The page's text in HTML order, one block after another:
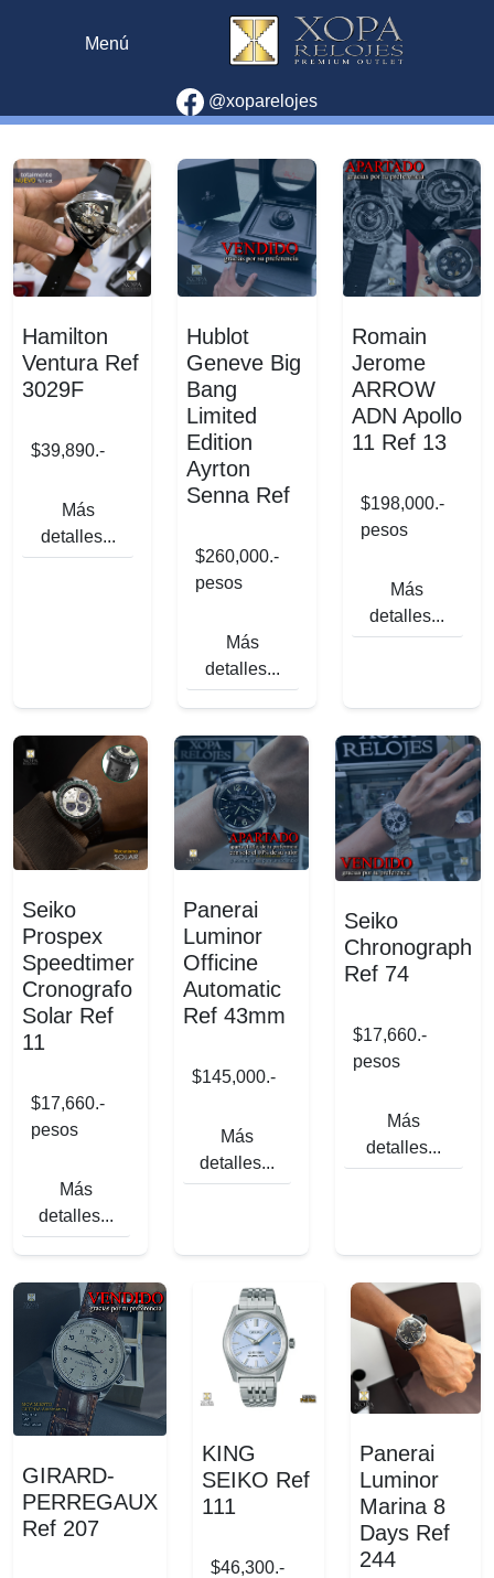
Menú
@xoparelojes
Hamilton
Ventura Ref
3029F
$39,890.-
Más
detalles...
Hublot
Geneve Big
Bang
Limited
Edition
Ayrton
Senna Ref
$260,000.-
pesos
Más
detalles...
Romain
Jerome
ARROW
ADN Apollo
11 Ref 13
$198,000.-
pesos
Más
detalles...
Seiko
Prospex
Speedtimer
Cronografo
Solar Ref
11
$17,660.-
pesos
Más
detalles...
Panerai
Luminor
Officine
Automatic
Ref 43mm
$145,000.-
Más
detalles...
Seiko
Chronograph
Ref 74
$17,660.-
pesos
Más
detalles...
GIRARD-
PERREGAUX
Ref 207
KING
SEIKO Ref
111
$46,300.-
Panerai
Luminor
Marina 8
Days Ref
244